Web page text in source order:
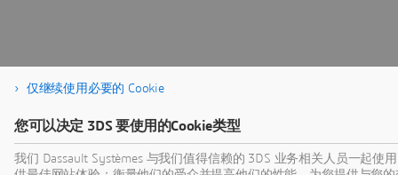
仅继续使用必要的 Cookie
您可以决定 3DS 要使用的Cookie类型
我们 Dassault Systèmes 与我们值得信赖的 3DS 业务相关人员一起使